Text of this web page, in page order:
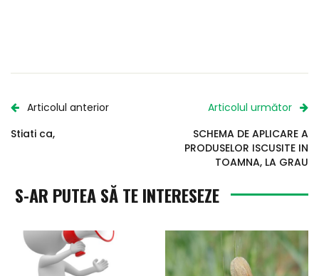
Articolul anterior
Stiati ca,
Articolul următor
SCHEMA DE APLICARE A
PRODUSELOR ISCUSITE IN
TOAMNA, LA GRAU
S-AR PUTEA SĂ TE INTERESEZE